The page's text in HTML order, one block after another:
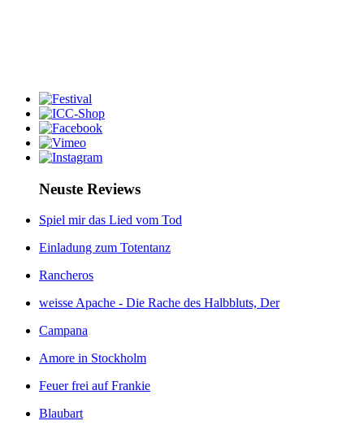
Neuste Reviews
Spiel mir das Lied vom Tod
Einladung zum Totentanz
Rancheros
weisse Apache - Die Rache des Halbbluts, Der
Campana
Amore in Stockholm
Feuer frei auf Frankie
Blaubart